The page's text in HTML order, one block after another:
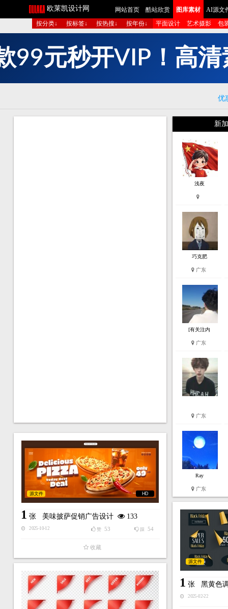
欧莱凯设计网 网站首页 酷站欣赏 图库素材
AI源文
按分类↓
按标签↓ 按热搜↓ 按年份↓ 平面设计 艺术摄影 包
99元秒开V P ！ 高清
优
新
浅夜
巧克肥
广东
[有关注内
广东
广东
Ray
广东
HD
源文件
1 张 美味披萨促销广告设计 133
2025-10-12 踩 54
赞 53
收藏
源文件
1 张 黑黄色
2025-02-22